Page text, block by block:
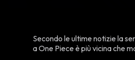
Secondo le ultime notizie la
a One Piece è più vicina che